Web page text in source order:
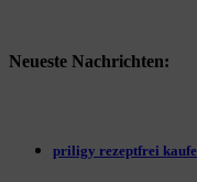
Neueste Nachrichten:
priligy rezeptfrei